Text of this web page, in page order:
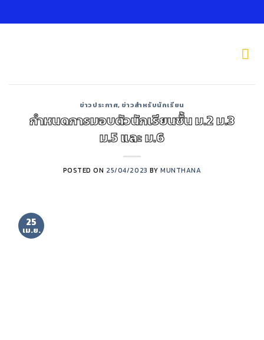
to
ข่าวประกาศ, ข่าวสำหรับนักเรียน
กำหนดการมอบตัวนักเรียนชั้น ม.2 ม.3
ม.5 และ ม.6
POSTED ON 25/04/2023 BY MUNTHANA
25
เม.ย.